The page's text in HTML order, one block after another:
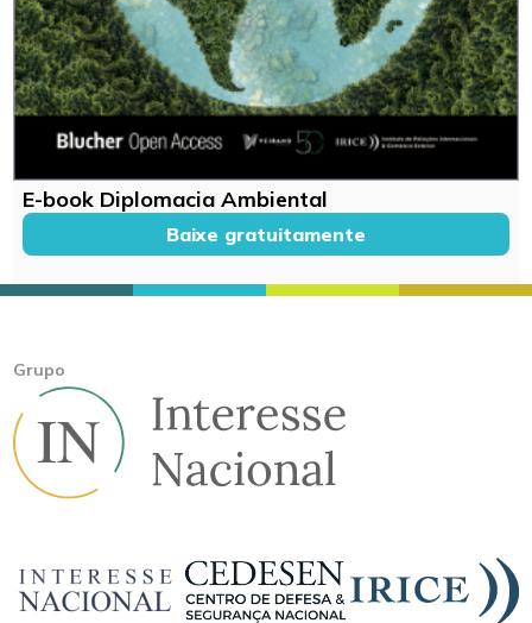
E-book Diplomacia Ambiental
Baixe gratuitamente
Grupo